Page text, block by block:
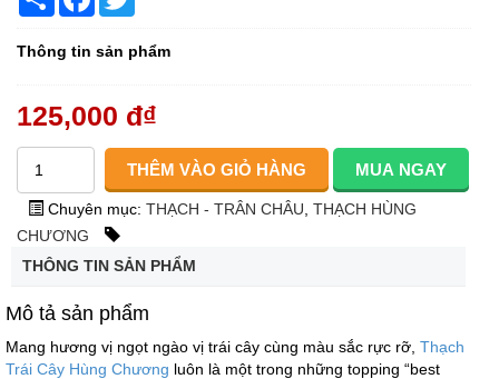
Thông tin sản phẩm
125,000 đ₫
Chuyên mục: THẠCH - TRÂN CHÂU THẠCH HÙNG
CHƯƠNG
THÔNG TIN SẢN PHẨM
Mô tả sản phẩm
Mang hương vị ngọt ngào vị trái cây cùng màu sắc rực rỡ, Thạch
Trái Cây Hùng Chương luôn là một trong những topping “best